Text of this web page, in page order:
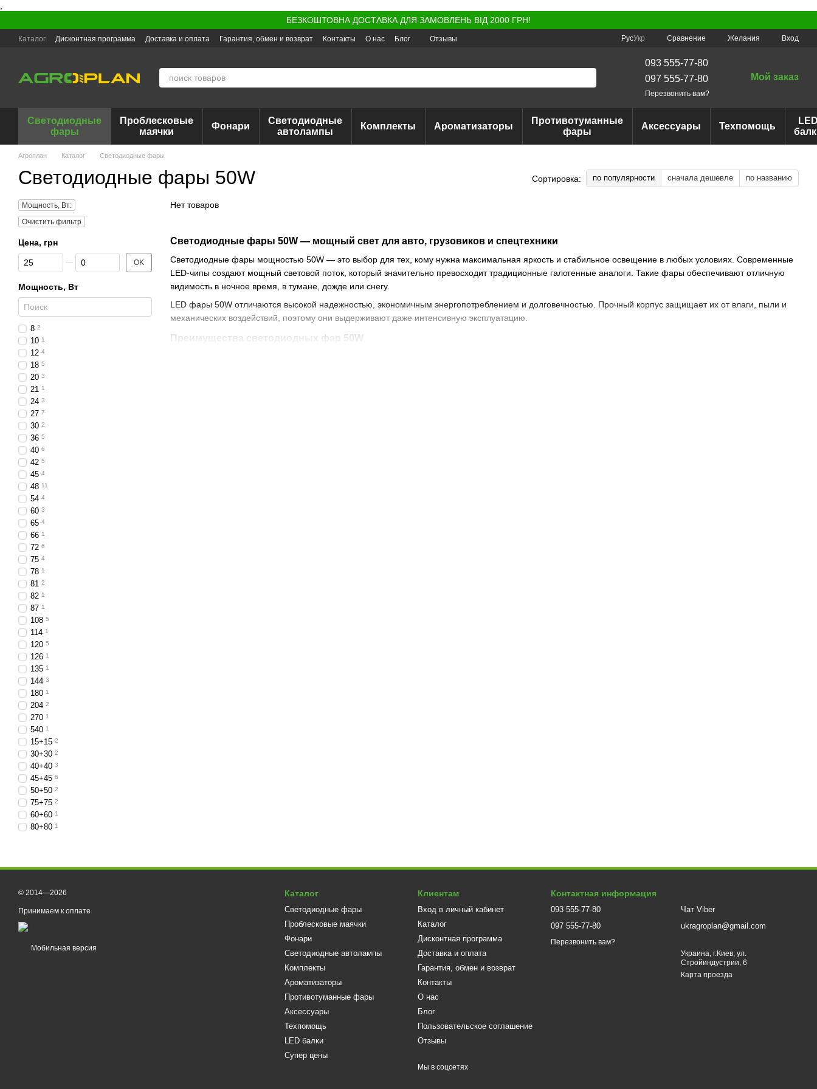
БЕЗКОШТОВНА ДОСТАВКА ДЛЯ ЗАМОВЛЕНЬ ВІД 2000 ГРН!
Каталог Дисконтная программа Доставка и оплата Гарантия, обмен и возврат Контакты О нас Блог Отзывы РусУкр Сравнение Желания Вход
093 555-77-80
097 555-77-80
Перезвонить вам?
Мой заказ
Светодиодные
фары
Проблесковые
маячки
Фонари
Светодиодные
автолампы
Комплекты Ароматизаторы
Противотуманные
фары
Аксессуары Техпомощь
Агроплан Каталог Светодиодные фары
Светодиодные фары 50W Сортировка: по популярности сначала дешевле по названию
Светодиодные фары 50W — мощный свет для авто, грузовиков и спецтехники
Светодиодные фары мощностью 50W — это выбор для тех, кому нужна максимальная яркость и стабильное освещение в любых условиях. Современные
LED-чипы создают мощный световой поток, который значительно превосходит традиционные галогенные аналоги. Такие фары обеспечивают отличную
видимость в ночное время, в тумане, дожде или снегу.
LED фары 50W отличаются высокой надежностью, экономичным энергопотреблением и долговечностью. Прочный корпус защищает их от влаги, пыли и
механических воздействий, поэтому они выдерживают даже интенсивную эксплуатацию.
Преимущества светодиодных фар 50W
Нет товаров
Мощность, Вт:
Очистить фильтр
Цена, грн
От Цена, грн
До Цена, грн OK
Мощность, Вт
8 2
10 1
12 4
18 5
20 3
21 1
24 3
27 7
30 2
36 5
40 6
42 5
45 4
48 11
54 4
60 3
65 4
66 1
72 6
75 4
78 1
81 2
82 1
87 1
108 5
114 1
120 5
126 1
135 1
144 3
180 1
204 2
270 1
540 1
15+15 2
30+30 2
40+40 3
45+45 6
50+50 2
75+75 2
60+60 1
80+80 1
© 2014—2026
Принимаем к оплате
Мобильная версия
Каталог
Светодиодные фары
Проблесковые маячки
Фонари
Светодиодные автолампы
Комплекты
Ароматизаторы
Противотуманные фары
Аксессуары
Техпомощь
LED балки
Супер цены
Клиентам
Вход в личный кабинет
Каталог
Дисконтная программа
Доставка и оплата
Гарантия, обмен и возврат
Контакты
О нас
Блог
Пользовательское соглашение
Отзывы
Мы в соцсетях
Контактная информация
093 555-77-80
097 555-77-80
Перезвонить вам?
Чат Viber
ukragroplan@gmail.com
Украина, г.Киев, ул.
Стройиндустрии, 6
Карта проезда